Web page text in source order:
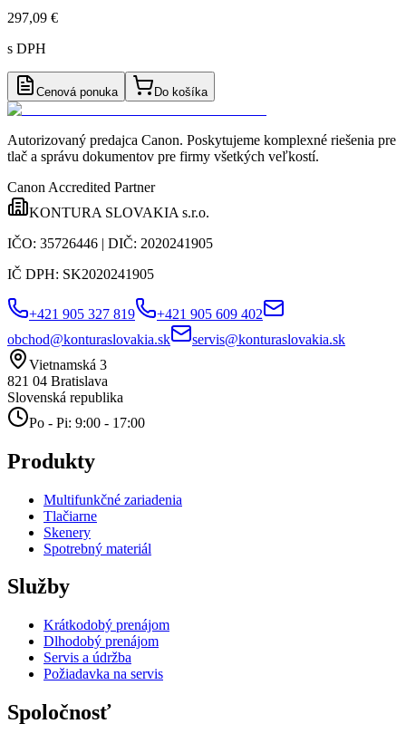
297,09 €
s DPH
Cenová ponuka Do košíka
Autorizovaný predajca Canon. Poskytujeme komplexné riešenia pre
tlač a správu dokumentov pre firmy všetkých veľkostí.
Canon Accredited Partner
KONTURA SLOVAKIA s.r.o.
IČO: 35726446 | DIČ: 2020241905
IČ DPH: SK2020241905
+421 905 327 819
+421 905 609 402
obchod@konturaslovakia.sk
servis@konturaslovakia.sk
Vietnamská 3
821 04 Bratislava
Slovenská republika
Po - Pi: 9:00 - 17:00
Produkty
Multifunkčné zariadenia
Tlačiarne
Skenery
Spotrebný materiál
Služby
Krátkodobý prenájom
Dlhodobý prenájom
Servis a údržba
Požiadavka na servis
Spoločnosť